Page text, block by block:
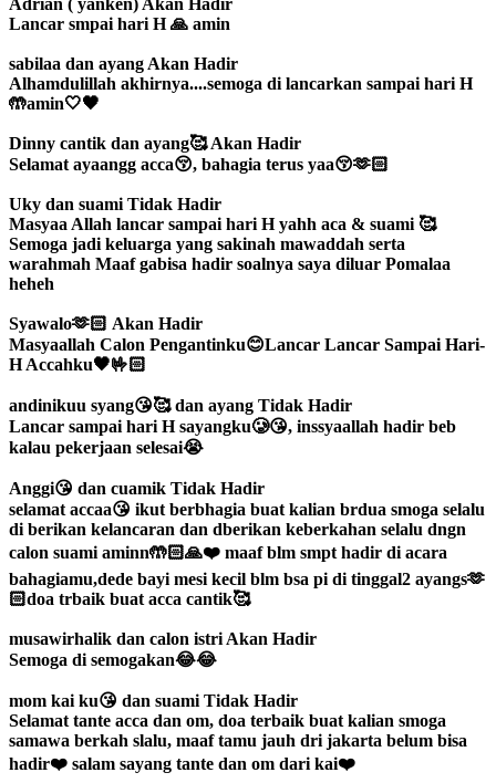
Adrian ( yanken) Akan Hadir
Lancar smpai hari H 🙏 amin
sabilaa dan ayang Akan Hadir
Alhamdulillah akhirnya....semoga di lancarkan sampai hari H
🤲amin🤍🖤
Dinny cantik dan ayang🥰Akan Hadir
Selamat ayaangg acca😚, bahagia terus yaa😚🫶🏻
Uky dan suami Tidak Hadir
Masyaa Allah lancar sampai hari H yahh aca & suami 🥰
Semoga jadi keluarga yang sakinah mawaddah serta
warahmah Maaf gabisa hadir soalnya saya diluar Pomalaa
heheh
Syawalo🫶🏻 Akan Hadir
Masyaallah Calon Pengantinku😊Lancar Lancar Sampai Hari-
H Accahku🖤🤟🏻
andinikuu syang😘🥰 dan ayang Tidak Hadir
Lancar sampai hari H sayangku🥲😘, inssyaallah hadir beb
kalau pekerjaan selesai😭
Anggi😘 dan cuamik Tidak Hadir
selamat accaa😘 ikut berbhagia buat kalian brdua smoga selalu
di berikan kelancaran dan dberikan keberkahan selalu dngn
calon suami aminn🤲🏻🙏❤️ maaf blm smpt hadir di acara
bahagiamu,dede bayi mesi kecil blm bsa pi di tinggal2 ayangs🫶
🏻doa trbaik buat acca cantik🥰
musawirhalik dan calon istri Akan Hadir
Semoga di semogakan😂😂
mom kai ku😘 dan suami Tidak Hadir
Selamat tante acca dan om, doa terbaik buat kalian smoga
samawa berkah slalu, maaf tamu jauh dri jakarta belum bisa
hadir❤️ salam sayang tante dan om dari kai❤️